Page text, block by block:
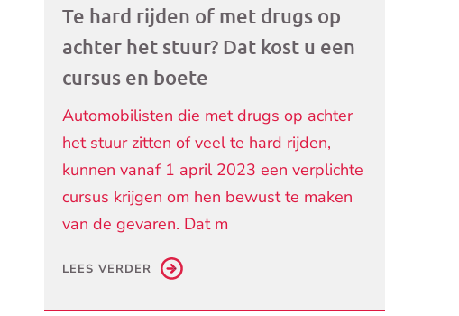
Te hard rijden of met drugs op
achter het stuur? Dat kost u een
cursus en boete
Automobilisten die met drugs op achter
het stuur zitten of veel te hard rijden,
kunnen vanaf 1 april 2023 een verplichte
cursus krijgen om hen bewust te maken
van de gevaren. Dat m
LEES VERDER